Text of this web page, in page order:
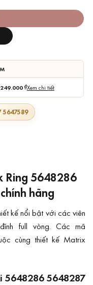
249.000 ₫Xem chi tiết
5647589
5648286
hãng
kế nổi bật với các viên
full vòng. Các mã
cùng thiết kế Matrix
5648286 5648287